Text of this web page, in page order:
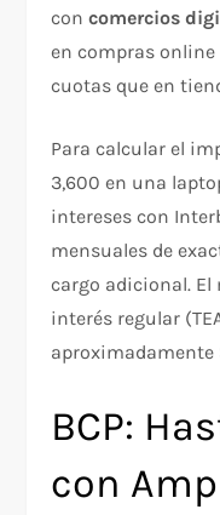
concomercios
en compras
cuotas que en
Para calcular el
3,600 en una
intereses con
mensuales de
cargo adicional.
interés regular
aproximadamente
BCP:
con